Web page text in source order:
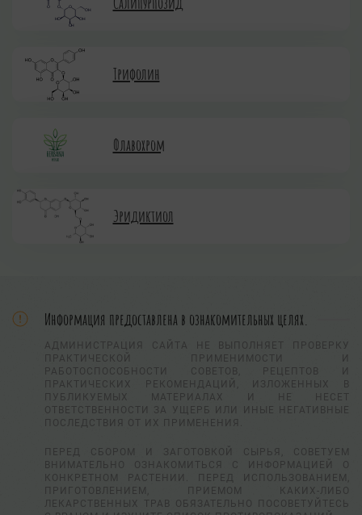
Трифолин
Флавохром
Эридиктиол
Информация предоставлена в ознакомительных целях.
АДМИНИСТРАЦИЯ САЙТА НЕ ВЫПОЛНЯЕТ ПРОВЕРКУ
ПРАКТИЧЕСКОЙ ПРИМЕНИМОСТИ И
РАБОТОСПОСОБНОСТИ СОВЕТОВ, РЕЦЕПТОВ И
ПРАКТИЧЕСКИХ РЕКОМЕНДАЦИЙ, ИЗЛОЖЕННЫХ В
ПУБЛИКУЕМЫХ МАТЕРИАЛАХ И НЕ НЕСЕТ
ОТВЕТСТВЕННОСТИ ЗА УЩЕРБ ИЛИ ИНЫЕ НЕГАТИВНЫЕ
ПОСЛЕДСТВИЯ ОТ ИХ ПРИМЕНЕНИЯ.
ПЕРЕД СБОРОМ И ЗАГОТОВКОЙ СЫРЬЯ, СОВЕТУЕМ
ВНИМАТЕЛЬНО ОЗНАКОМИТЬСЯ С ИНФОРМАЦИЕЙ О
КОНКРЕТНОМ РАСТЕНИИ. ПЕРЕД ИСПОЛЬЗОВАНИЕМ,
ПРИГОТОВЛЕНИЕМ, ПРИЕМОМ КАКИХ-ЛИБО
ЛЕКАРСТВЕННЫХ ТРАВ ОБЯЗАТЕЛЬНО ПОСОВЕТУЙТЕСЬ